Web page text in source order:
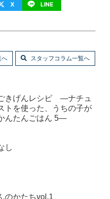
X LINE
へ スタッフコラム一覧へ
きげんレシピ ―ナチュ
トを使った、うちの子が
んたんごはん 5―
し
のかたちvol.1